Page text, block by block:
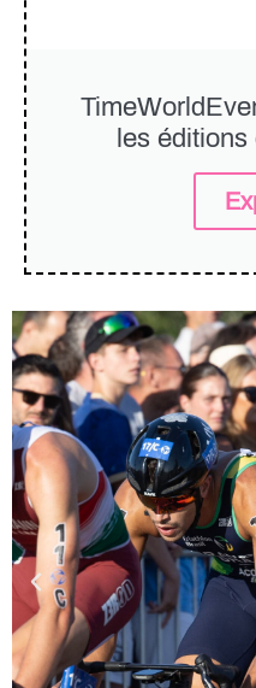
les